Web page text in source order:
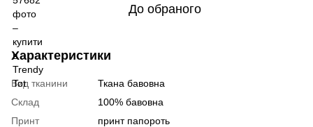
До обраного
Характеристики
Вид тканини
Ткана бавовна
Склад
100% бавовна
Принт
принт папороть